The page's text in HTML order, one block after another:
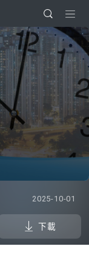
2025-10-01
下載